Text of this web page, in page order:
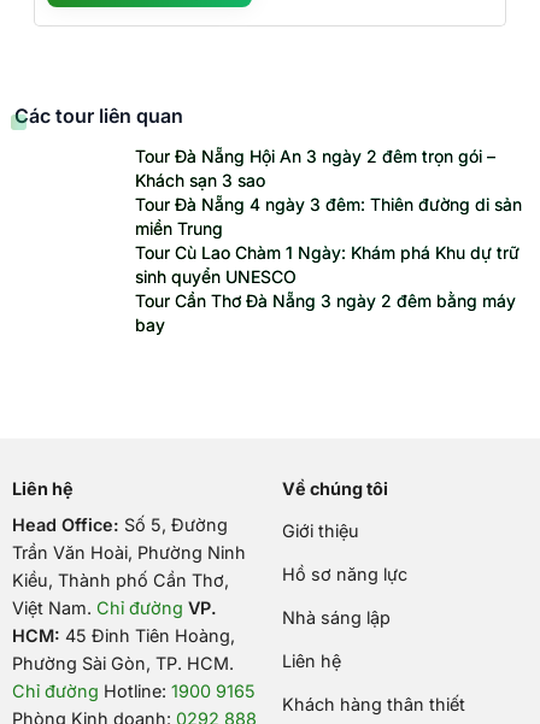
Các tour liên quan
Tour Đà Nẵng Hội An 3 ngày 2 đêm trọn gói –
Khách sạn 3 sao
Tour Đà Nẵng 4 ngày 3 đêm: Thiên đường di sản
miền Trung
Tour Cù Lao Chàm 1 Ngày: Khám phá Khu dự trữ
sinh quyển UNESCO
Tour Cần Thơ Đà Nẵng 3 ngày 2 đêm bằng máy
bay
Liên hệ
Head Office: Số 5, Đường
Trần Văn Hoài, Phường Ninh
Kiều, Thành phố Cần Thơ,
Việt Nam. Chỉ đường VP.
HCM: 45 Đinh Tiên Hoàng,
Phường Sài Gòn, TP. HCM.
Chỉ đường Hotline: 1900 9165
Phòng Kinh doanh: 0292 888
Về chúng tôi
Giới thiệu
Hồ sơ năng lực
Nhà sáng lập
Liên hệ
Khách hàng thân thiết